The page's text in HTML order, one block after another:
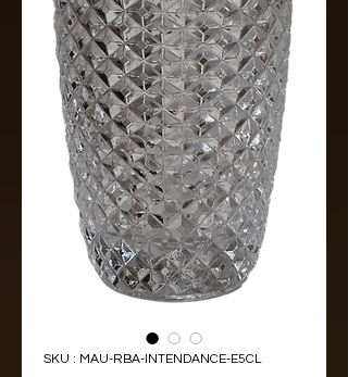
SKU : MAU-RBA-INTENDANCE-E5CL